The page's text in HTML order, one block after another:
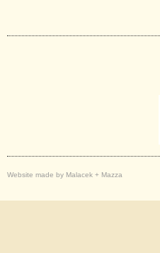
Website made by Malacek + Mazza